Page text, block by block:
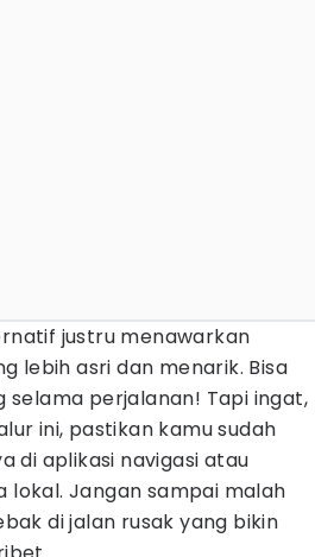
justru menawarkan
lebih asri dan menarik. Bisa
selama perjalanan! Tapi ingat,
ini, pastikan kamu sudah
di aplikasi navigasi atau
lokal. Jangan sampai malah
di jalan rusak yang bikin